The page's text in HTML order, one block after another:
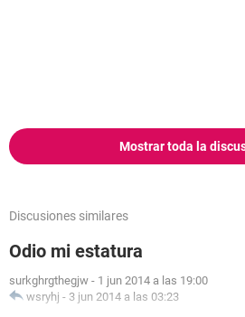
Mostrar toda la
Discusiones similares
Odio mi estatura
surkghrgthegjw - 1 jun 2014 a las 19:00
wsryhj - 3 jun 2014 a las 03:23